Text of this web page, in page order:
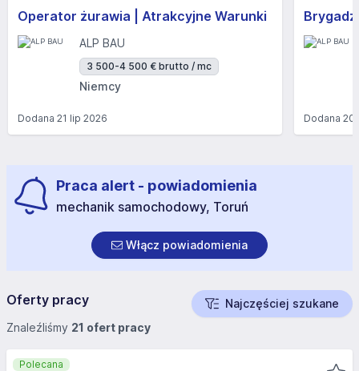
Operator żurawia | Atrakcyjne Warunki
ALP BAU
3 500-4 500 € brutto / mc
Niemcy
Dodana 21 lip 2026 Dodana20
Praca alert - powiadomienia
mechanik samochodowy, Toruń
Włącz powiadomienia
Oferty pracy
Najczęściej szukane
Znaleźliśmy 21 ofert pracy
Polecana